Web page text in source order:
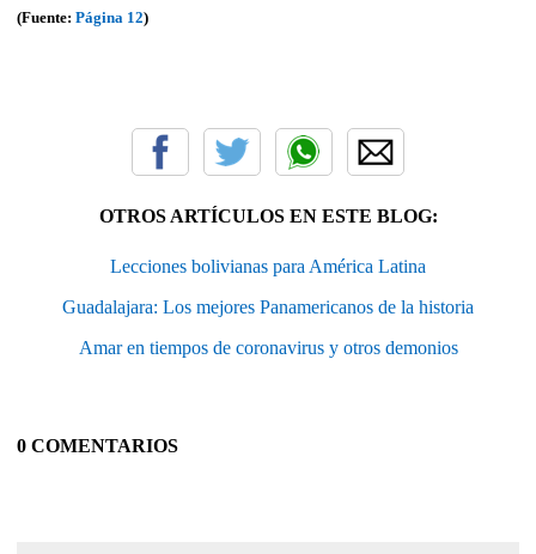
(Fuente: Página 12)
OTROS ARTÍCULOS EN ESTE BLOG:
Lecciones bolivianas para América Latina
Guadalajara: Los mejores Panamericanos de la historia
Amar en tiempos de coronavirus y otros demonios
0 COMENTARIOS